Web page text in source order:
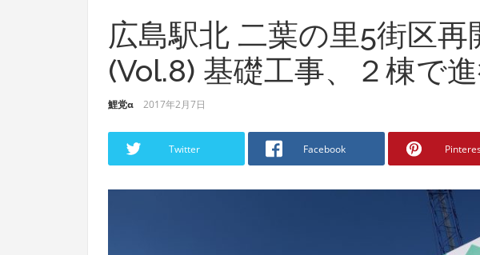
広島駅北 二葉の里5街区再
(Vol.8) 基礎工事、２棟で
鯉党α 2017年2月7日
Twitter Facebook